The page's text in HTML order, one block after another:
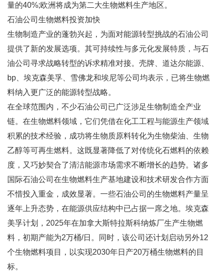
量的40%;欧洲将成为第二大生物燃料生产地区。
石油公司生物燃料投资加快
生物制造产业的蓬勃兴起，为面对能源转型挑战的石油公司
提供了新的发展选项。其可持续性与多元化发展特质，与石
油公司寻求战略转型的诉求精准对接。壳牌、道达尔能源、
bp、埃克森美孚、雪佛龙和埃尼等公司均表示，已将生物燃
料纳入更广泛的能源转型战略。
在全球范围内，不少石油公司已广泛涉足生物制造全产业
链。在生物燃料领域，它们凭借在化工工程与能源生产领域
积累的技术经验，成功将生物质原料转化为生物柴油、生物
乙醇等可再生燃料。这既显著降低了对传统化石燃料的依赖
度，又巧妙契合了清洁能源市场需求不断增长的趋势。诸多
国际石油公司在生物燃料生产基地建设和技术研发合作方面
不惜投入重金，成效显著。一些石油公司的生物燃料产量呈
逐年上升态势，在能源供应结构中已占据一席之地。埃克森
美孚计划，2025年在加拿大斯特拉斯科纳炼厂生产生物燃
料，初期产能为2万桶/日。同时，该公司还计划启动另外12
个生物燃料项目，以实现2030年日产20万桶生物燃料的目
标。